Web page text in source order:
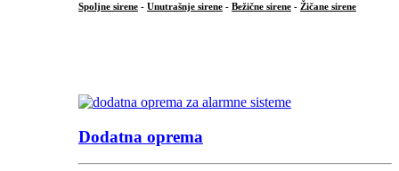
Spoljne sirene - Unutrašnje sirene - Bežične sirene - Žičane sirene
Dodatna oprema